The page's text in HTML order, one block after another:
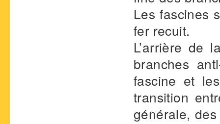
Les fascines
fer recuit.
L’arrière de
branches
fascine et
transition
générale,